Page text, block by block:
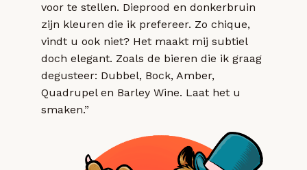
voor te stellen. Dieprood en donkerbruin
zijn kleuren die ik prefereer. Zo chique,
vindt u ook niet? Het maakt mij subtiel
doch elegant. Zoals de bieren die ik graag
degusteer: Dubbel, Bock, Amber,
Quadrupel en Barley Wine. Laat het u
smaken.”